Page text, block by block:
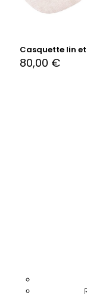
Casquette lin
80,00 €